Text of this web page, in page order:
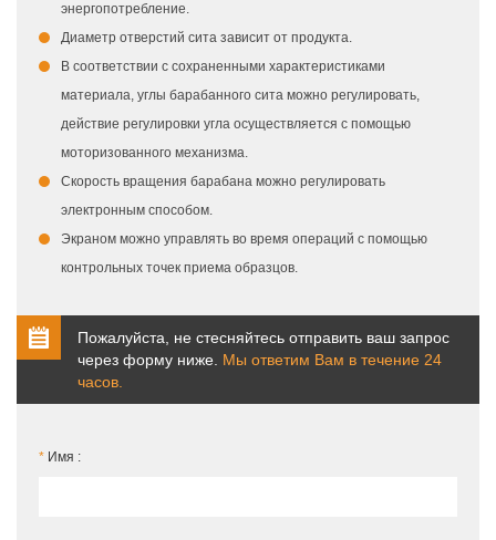
энергопотребление.
Диаметр отверстий сита зависит от продукта.
В соответствии с сохраненными характеристиками
материала, углы барабанного сита можно регулировать,
действие регулировки угла осуществляется с помощью
моторизованного механизма.
Скорость вращения барабана можно регулировать
электронным способом.
Экраном можно управлять во время операций с помощью
контрольных точек приема образцов.
Пожалуйста, не стесняйтесь отправить ваш запрос
через форму ниже. Мы ответим Вам в течение 24
часов.
* Имя :